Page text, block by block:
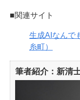
■関連サイト
生成AIなんで
糸町）
筆者紹介：新清